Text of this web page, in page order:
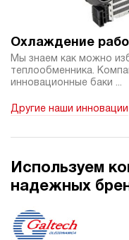
Охлаждение
Мы знаем как можно
теплообменника.
инновационные баки ...
Другие наши инновации
Используем
надежных